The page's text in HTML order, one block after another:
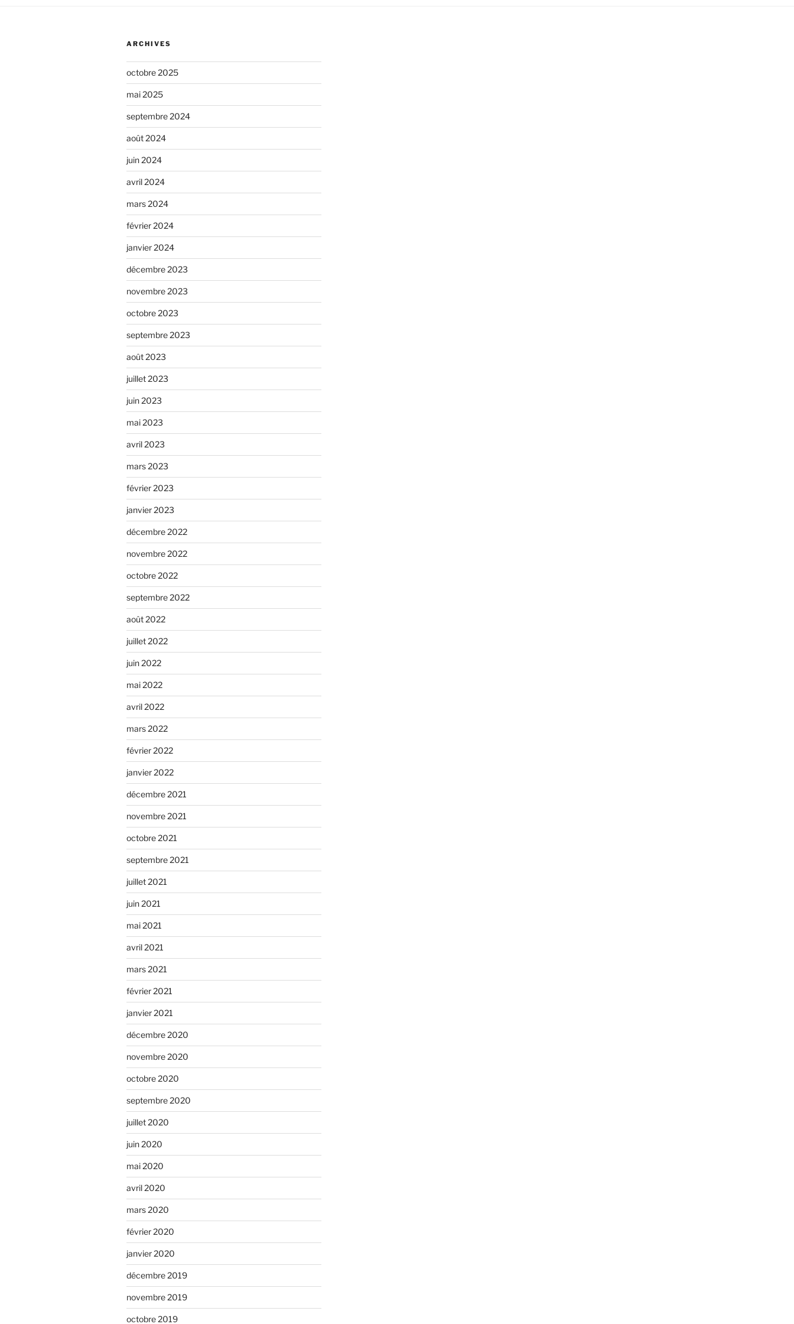
ARCHIVES
octobre 2025
mai 2025
septembre 2024
août 2024
juin 2024
avril 2024
mars 2024
février 2024
janvier 2024
décembre 2023
novembre 2023
octobre 2023
septembre 2023
août 2023
juillet 2023
juin 2023
mai 2023
avril 2023
mars 2023
février 2023
janvier 2023
décembre 2022
novembre 2022
octobre 2022
septembre 2022
août 2022
juillet 2022
juin 2022
mai 2022
avril 2022
mars 2022
février 2022
janvier 2022
décembre 2021
novembre 2021
octobre 2021
septembre 2021
juillet 2021
juin 2021
mai 2021
avril 2021
mars 2021
février 2021
janvier 2021
décembre 2020
novembre 2020
octobre 2020
septembre 2020
juillet 2020
juin 2020
mai 2020
avril 2020
mars 2020
février 2020
janvier 2020
décembre 2019
novembre 2019
octobre 2019